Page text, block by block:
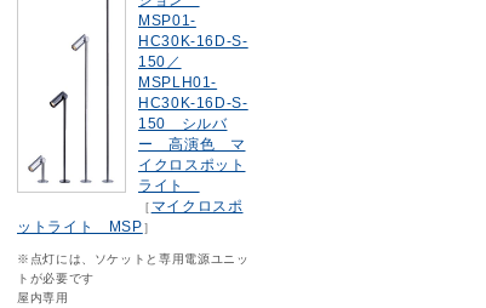
MSP01-
HC30K-16D-S-
150／
MSPLH01-
HC30K-16D-S-
150 シルバ
ー 高演色 マ
イクロスポット
ライト
［ マイクロスポ
ットライト MSP］
※点灯には、ソケットと専用電源ユニッ
トが必要です
屋内専用